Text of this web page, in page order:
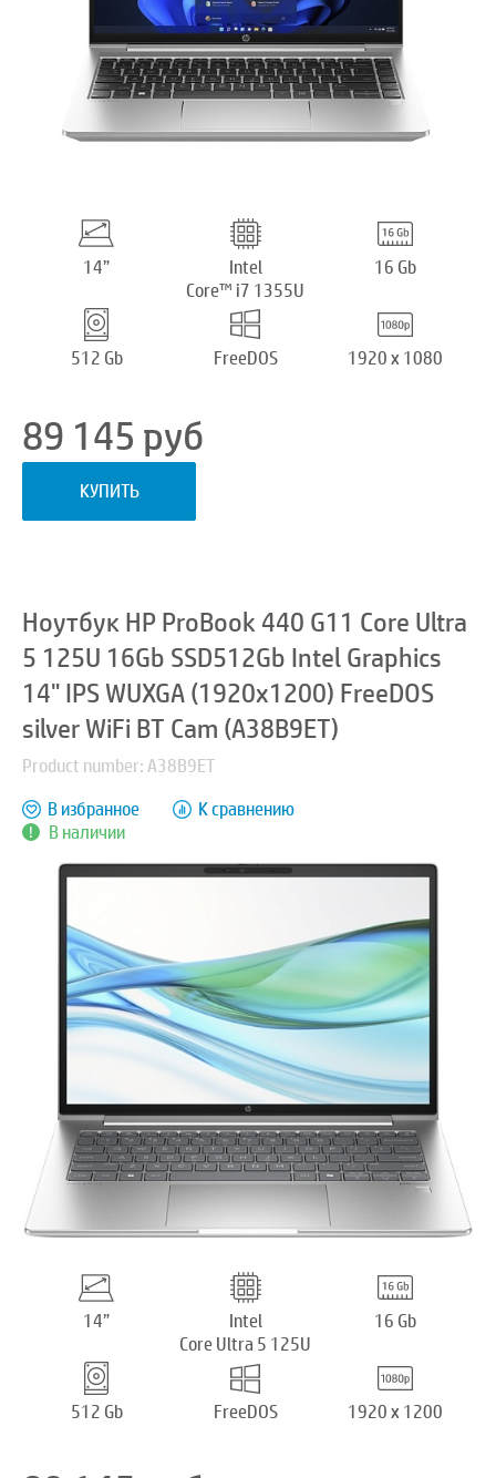
14”
Intel
Core™ i7 1355U
16 Gb
512 Gb FreeDOS 1920 x 1080
89 145 руб
КУПИТЬ
Ноутбук HP ProBook 440 G11 Core Ultra
5 125U 16Gb SSD512Gb Intel Graphics
14" IPS WUXGA (1920x1200) FreeDOS
silver WiFi BT Cam (A38B9ET)
Product number: A38B9ET
В наличии
В избранное К сравнению
14”
Intel
Core Ultra 5 125U
16 Gb
512 Gb FreeDOS 1920 x 1200